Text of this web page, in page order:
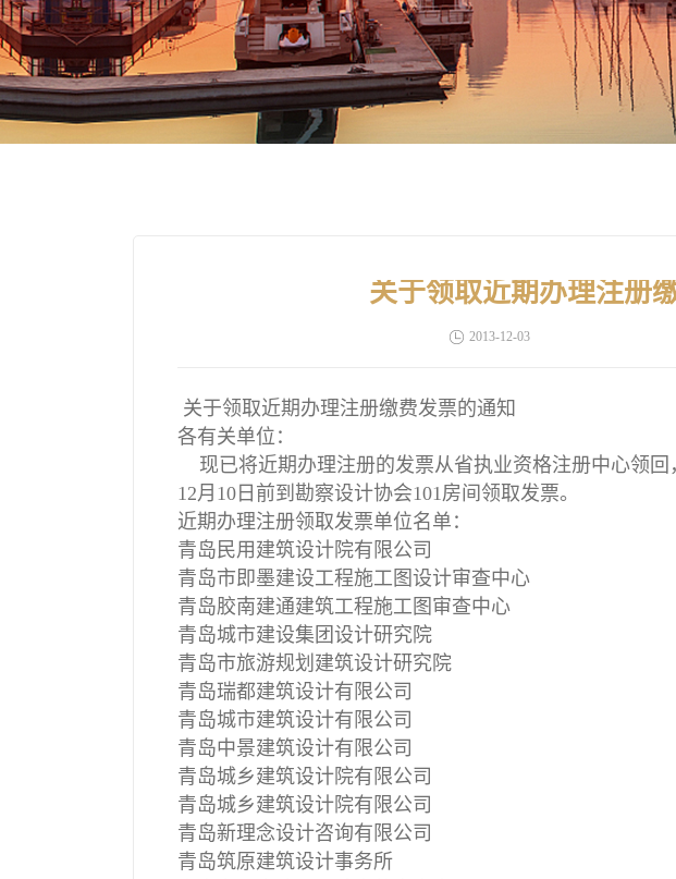
关于领取近期办理注册
2013-12-03
关于领取近期办理注册缴费发票的通知
各有关单位：
现已将近期办理注册的发票从省执业资格注册中心领回
12月10日前到勘察设计协会101房间领取发票。
近期办理注册领取发票单位名单：
青岛民用建筑设计院有限公司
青岛市即墨建设工程施工图设计审查中心
青岛胶南建通建筑工程施工图审查中心
青岛城市建设集团设计研究院
青岛市旅游规划建筑设计研究院
青岛瑞都建筑设计有限公司
青岛城市建筑设计有限公司
青岛中景建筑设计有限公司
青岛城乡建筑设计院有限公司
青岛城乡建筑设计院有限公司
青岛新理念设计咨询有限公司
青岛筑原建筑设计事务所